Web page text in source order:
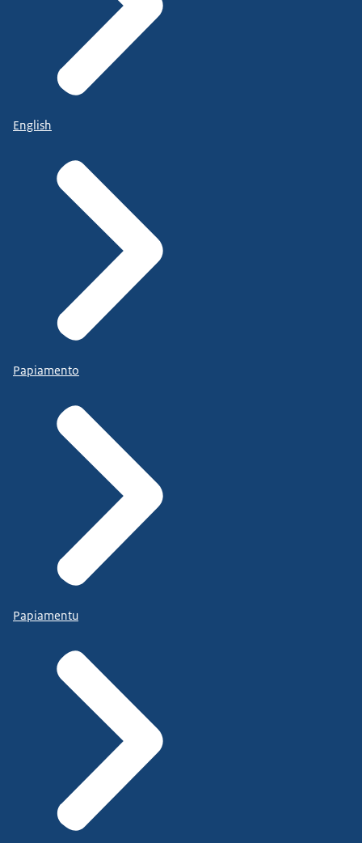
English
Papiamento
Papiamentu